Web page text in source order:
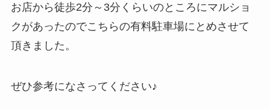
お店から徒歩2分～3分くらいのところにマルショ
クがあったのでこちらの有料駐車場にとめさせて
頂きました。
ぜひ参考になさってください♪